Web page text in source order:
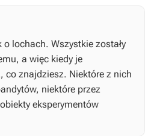
lochach. Wszystkie zostały
a więc kiedy je
co znajdziesz. Niektóre z nich
niektóre przez
eksperymentów